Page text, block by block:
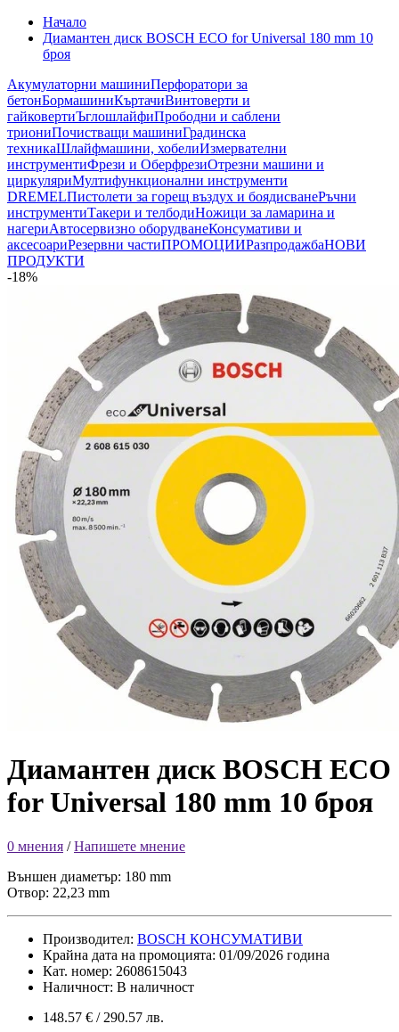
Начало
Диамантен диск BOSCH ECO for Universal 180 mm 10
броя
Акумулаторни машиниПерфоратори за
бетонБормашиниКъртачиВинтоверти и
гайковертиЪглошлайфиПрободни и саблени
триониПочистващи машиниГрадинска
техникаШлайфмашини, хобелиИзмервателни
инструментиФрези и ОберфрезиОтрезни машини и
циркуляриМултифункционални инструменти
DREMELПистолети за горещ въздух и боядисванеРъчни
инструментиТакери и телбодиНожици за ламарина и
нагериАвтосервизно оборудванеКонсумативи и
аксесоариРезервни частиПРОМОЦИИРазпродажбаНОВИ
ПРОДУКТИ
-18%
Диамантен диск BOSCH ECO
for Universal 180 mm 10 броя
0 мнения /Напишете мнение
Външен диаметър: 180 mm
Отвор: 22,23 mm
Производител: BOSCH КОНСУМАТИВИ
Крайна дата на промоцията: 01/09/2026 година
Кат. номер: 2608615043
Наличност: В наличност
148.57 € / 290.57 лв.